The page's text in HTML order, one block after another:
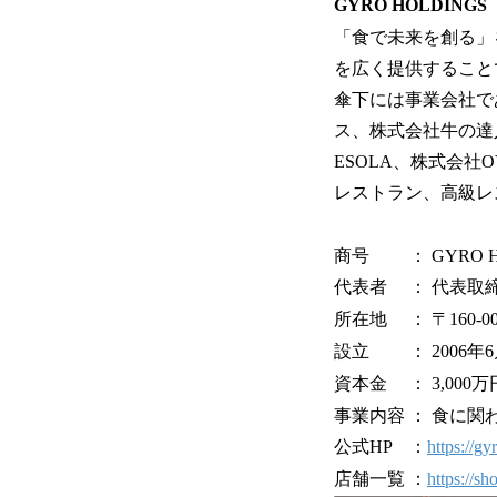
GYRO HOLDINGS
「食で未来を創る
を広く提供するこ
傘下には事業会社
ス、株式会社牛の
ESOLA、株式会社
レストラン、高級
商号 ： GYRO
代表者 ： 代表取
所在地 ： 〒160-
設立 ： 2006年6
資本金 ： 3,000万
事業内容 ： 食に関
公式HP ： https://
店舗一覧 ： https://